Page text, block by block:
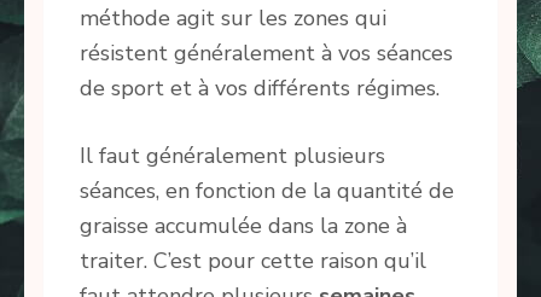
méthode agit sur les zones qui
résistent généralement à vos séances
de sport et à vos différents régimes.
Il faut généralement plusieurs
séances, en fonction de la quantité de
graisse accumulée dans la zone à
traiter. C’est pour cette raison qu’il